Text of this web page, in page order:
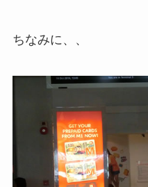
ちなみに、、